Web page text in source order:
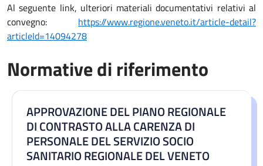
Al seguente link, ulteriori materiali documentativi relativi al
convegno: https://www.regione.veneto.it/article-detail?
articleId=14094278
Normative di riferimento
APPROVAZIONE DEL PIANO REGIONALE
DI CONTRASTO ALLA CARENZA DI
PERSONALE DEL SERVIZIO SOCIO
SANITARIO REGIONALE DEL VENETO